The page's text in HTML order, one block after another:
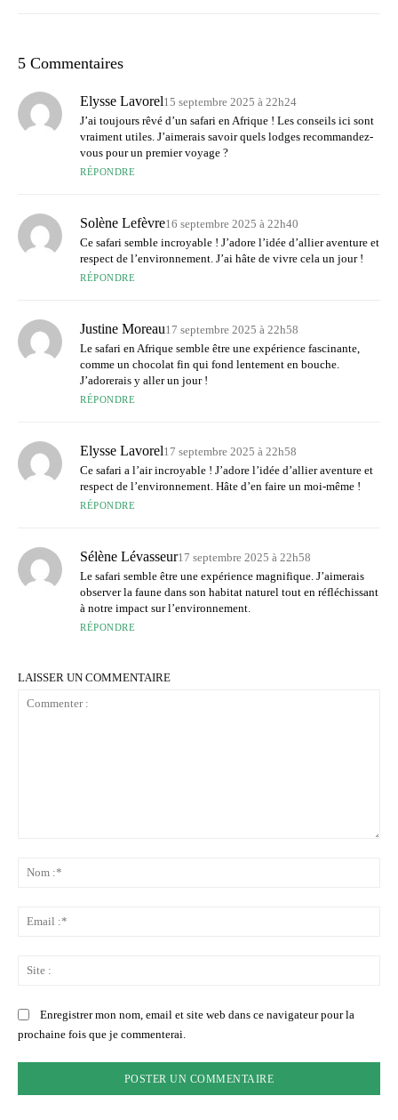
5 Commentaires
Elysse Lavorel15 septembre 2025 à 22h24
J’ai toujours rêvé d’un safari en Afrique ! Les conseils ici sont
vraiment utiles. J’aimerais savoir quels lodges recommandez-
vous pour un premier voyage ?
RÉPONDRE
Solène Lefèvre16 septembre 2025 à 22h40
Ce safari semble incroyable ! J’adore l’idée d’allier aventure et
respect de l’environnement. J’ai hâte de vivre cela un jour !
RÉPONDRE
Justine Moreau17 septembre 2025 à 22h58
Le safari en Afrique semble être une expérience fascinante,
comme un chocolat fin qui fond lentement en bouche.
J’adorerais y aller un jour !
RÉPONDRE
Elysse Lavorel17 septembre 2025 à 22h58
Ce safari a l’air incroyable ! J’adore l’idée d’allier aventure et
respect de l’environnement. Hâte d’en faire un moi-même !
RÉPONDRE
Sélène Lévasseur17 septembre 2025 à 22h58
Le safari semble être une expérience magnifique. J’aimerais
observer la faune dans son habitat naturel tout en réfléchissant
à notre impact sur l’environnement.
RÉPONDRE
LAISSER UN COMMENTAIRE
Enregistrer mon nom, email et site web dans ce navigateur pour la
prochaine fois que je commenterai.